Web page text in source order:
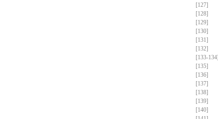
[127]
[128]
[129]
[130]
[131]
[132]
[133-134]
[135]
[136]
[137]
[138]
[139]
[140]